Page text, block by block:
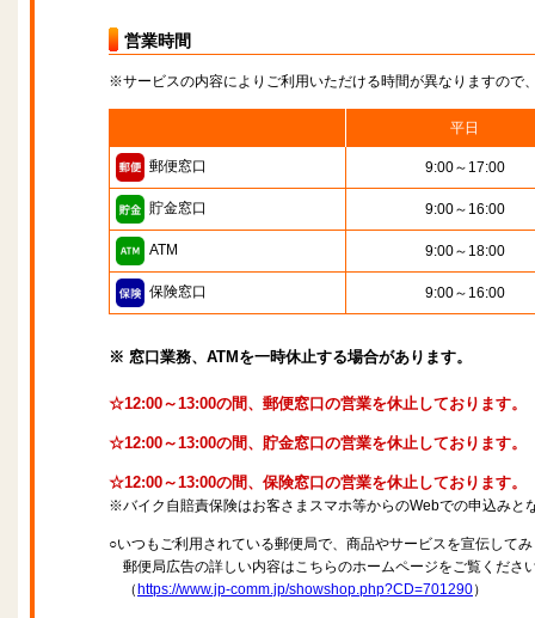
営業時間
※サービスの内容によりご利用いただける時間が異なりますので
平日
郵便窓口 9:00～17:00
貯金窓口 9:00～16:00
ATM 9:00～18:00
保険窓口 9:00～16:00
※ 窓口業務、ATMを一時休止する場合があります。
☆12:00～13:00の間、郵便窓口の営業を休止しております。
☆12:00～13:00の間、貯金窓口の営業を休止しております。
☆12:00～13:00の間、保険窓口の営業を休止しております。
※バイク自賠責保険はお客さまスマホ等からのWebでの申込みと
○いつもご利用されている郵便局で、商品やサービスを宣伝して
郵便局広告の詳しい内容はこちらのホームページをご覧くださ
（ https://www.jp-comm.jp/showshop.php?CD=701290）